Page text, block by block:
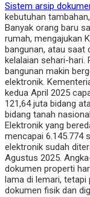
Sistem arsip
kebutuhan
Banyak orang baru
rumah, mengajukan
bangunan, atau saat
kelalaian sehari-hari.
bangunan makin
elektronik.
kedua April 2025
121,64 juta bidang
bidang tanah
Elektronik yang
mencapai 6.145.774
elektronik sudah
Agustus 2025.
dokumen properti
lama di lemari,
dokumen fisik dan